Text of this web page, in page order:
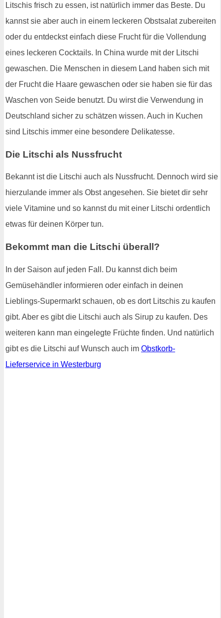
Litschis frisch zu essen, ist natürlich immer das Beste. Du
kannst sie aber auch in einem leckeren Obstsalat zubereiten
oder du entdeckst einfach diese Frucht für die Vollendung
eines leckeren Cocktails. In China wurde mit der Litschi
gewaschen. Die Menschen in diesem Land haben sich mit
der Frucht die Haare gewaschen oder sie haben sie für das
Waschen von Seide benutzt. Du wirst die Verwendung in
Deutschland sicher zu schätzen wissen. Auch in Kuchen
sind Litschis immer eine besondere Delikatesse.
Die Litschi als Nussfrucht
Bekannt ist die Litschi auch als Nussfrucht. Dennoch wird sie
hierzulande immer als Obst angesehen. Sie bietet dir sehr
viele Vitamine und so kannst du mit einer Litschi ordentlich
etwas für deinen Körper tun.
Bekommt man die Litschi überall?
In der Saison auf jeden Fall. Du kannst dich beim
Gemüsehändler informieren oder einfach in deinen
Lieblings-Supermarkt schauen, ob es dort Litschis zu kaufen
gibt. Aber es gibt die Litschi auch als Sirup zu kaufen. Des
weiteren kann man eingelegte Früchte finden. Und natürlich
gibt es die Litschi auf Wunsch auch im Obstkorb-
Lieferservice in Westerburg